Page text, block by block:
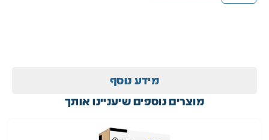
מידע נוסף
מוצרים נוספים שיעניינו אותך